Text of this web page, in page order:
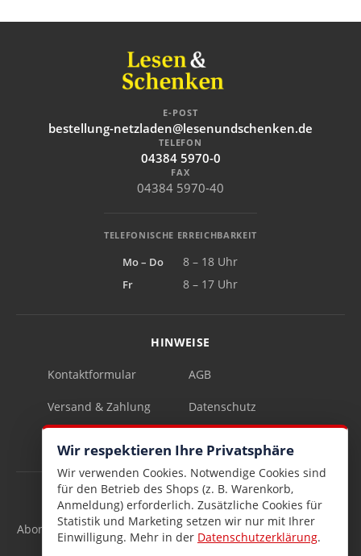
E-POST
bestellung-netzladen@lesenundschenken.de
TELEFON
04384 5970-0
FAX
04384 5970-40
TELEFONISCHE ERREICHBARKEIT
Mo – Do
8 – 18 Uhr
Fr
8 – 17 Uhr
HINWEISE
Kontaktformular AGB
Versand & Zahlung Datenschutz
INFOBRIEF
Abonnieren Sie den kostenlosen Lesen & Schenken-Infobrief
und verpassen Sie keine Neuigkeiten mehr.
Wir respektieren Ihre Privatsphäre
Wir verwenden Cookies. Notwendige Cookies sind
für den Betrieb des Shops (z. B. Warenkorb,
Anmeldung) erforderlich. Zusätzliche Cookies für
Statistik und Marketing setzen wir nur mit Ihrer
Einwilligung. Mehr in der Datenschutzerklärung.